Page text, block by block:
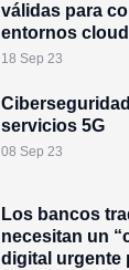
válidas para
entornos cloud
18 Sep 23
servicios 5G
08 Sep 23
Los bancos
necesitan un
digital urgente